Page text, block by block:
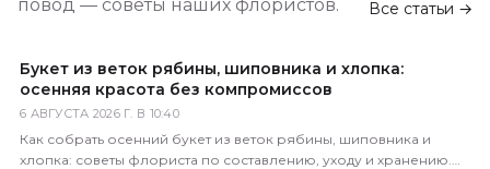
повод — советы наших флористов.
Все статьи →
Букет из веток рябины, шиповника и хлопка:
осенняя красота без компромиссов
6 АВГУСТА 2026 Г. В 10:40
Как собрать осенний букет из веток рябины, шиповника и
хлопка: советы флориста по составлению, уходу и хранению.